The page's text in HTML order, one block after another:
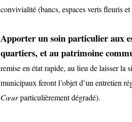
convivialité (bancs, espaces verts fleuris et
Apporter un soin particulier aux
quartiers, et au patrimoine
remise en état rapide, au lieu de laisser la
municipaux feront l’objet d’un entretien
Cœurparticulièrement dégradé).